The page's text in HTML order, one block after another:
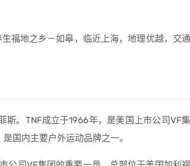
福地之乡－如皋，临近上海，地理优越，交通
。TNF成立于1966年，是美国上市公司VF集
国内主要户外运动品牌之一。